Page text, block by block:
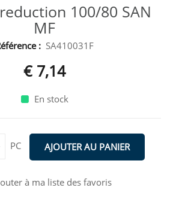
100/80 SAN
MF
: SA410031F
€ 7,14
En stock
PC AJOUTER AU PANIER
à ma liste des favoris